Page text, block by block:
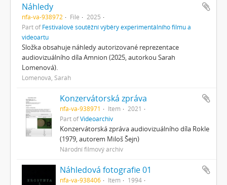
Náhledy
nfa-va-938972 File
2025
Part ofFestivalové soutěžní výběry experimentálního filmu a
videoartu
Složka obsahuje náhledy autorizované reprezentace
audiovizuálního díla Amnion (2025, autorkou Sarah
Lomenová).
Lomenová, Sarah
Konzervátorská zpráva
nfa-va-938971 Item
2021
Part ofVideoarchiv
Konzervátorská zpráva audiovizuálního díla Rokle
(1979, autorem Miloš Šejn)
Národní filmový archiv
Náhledová fotografie 01
nfa-va-938406 Item
1994